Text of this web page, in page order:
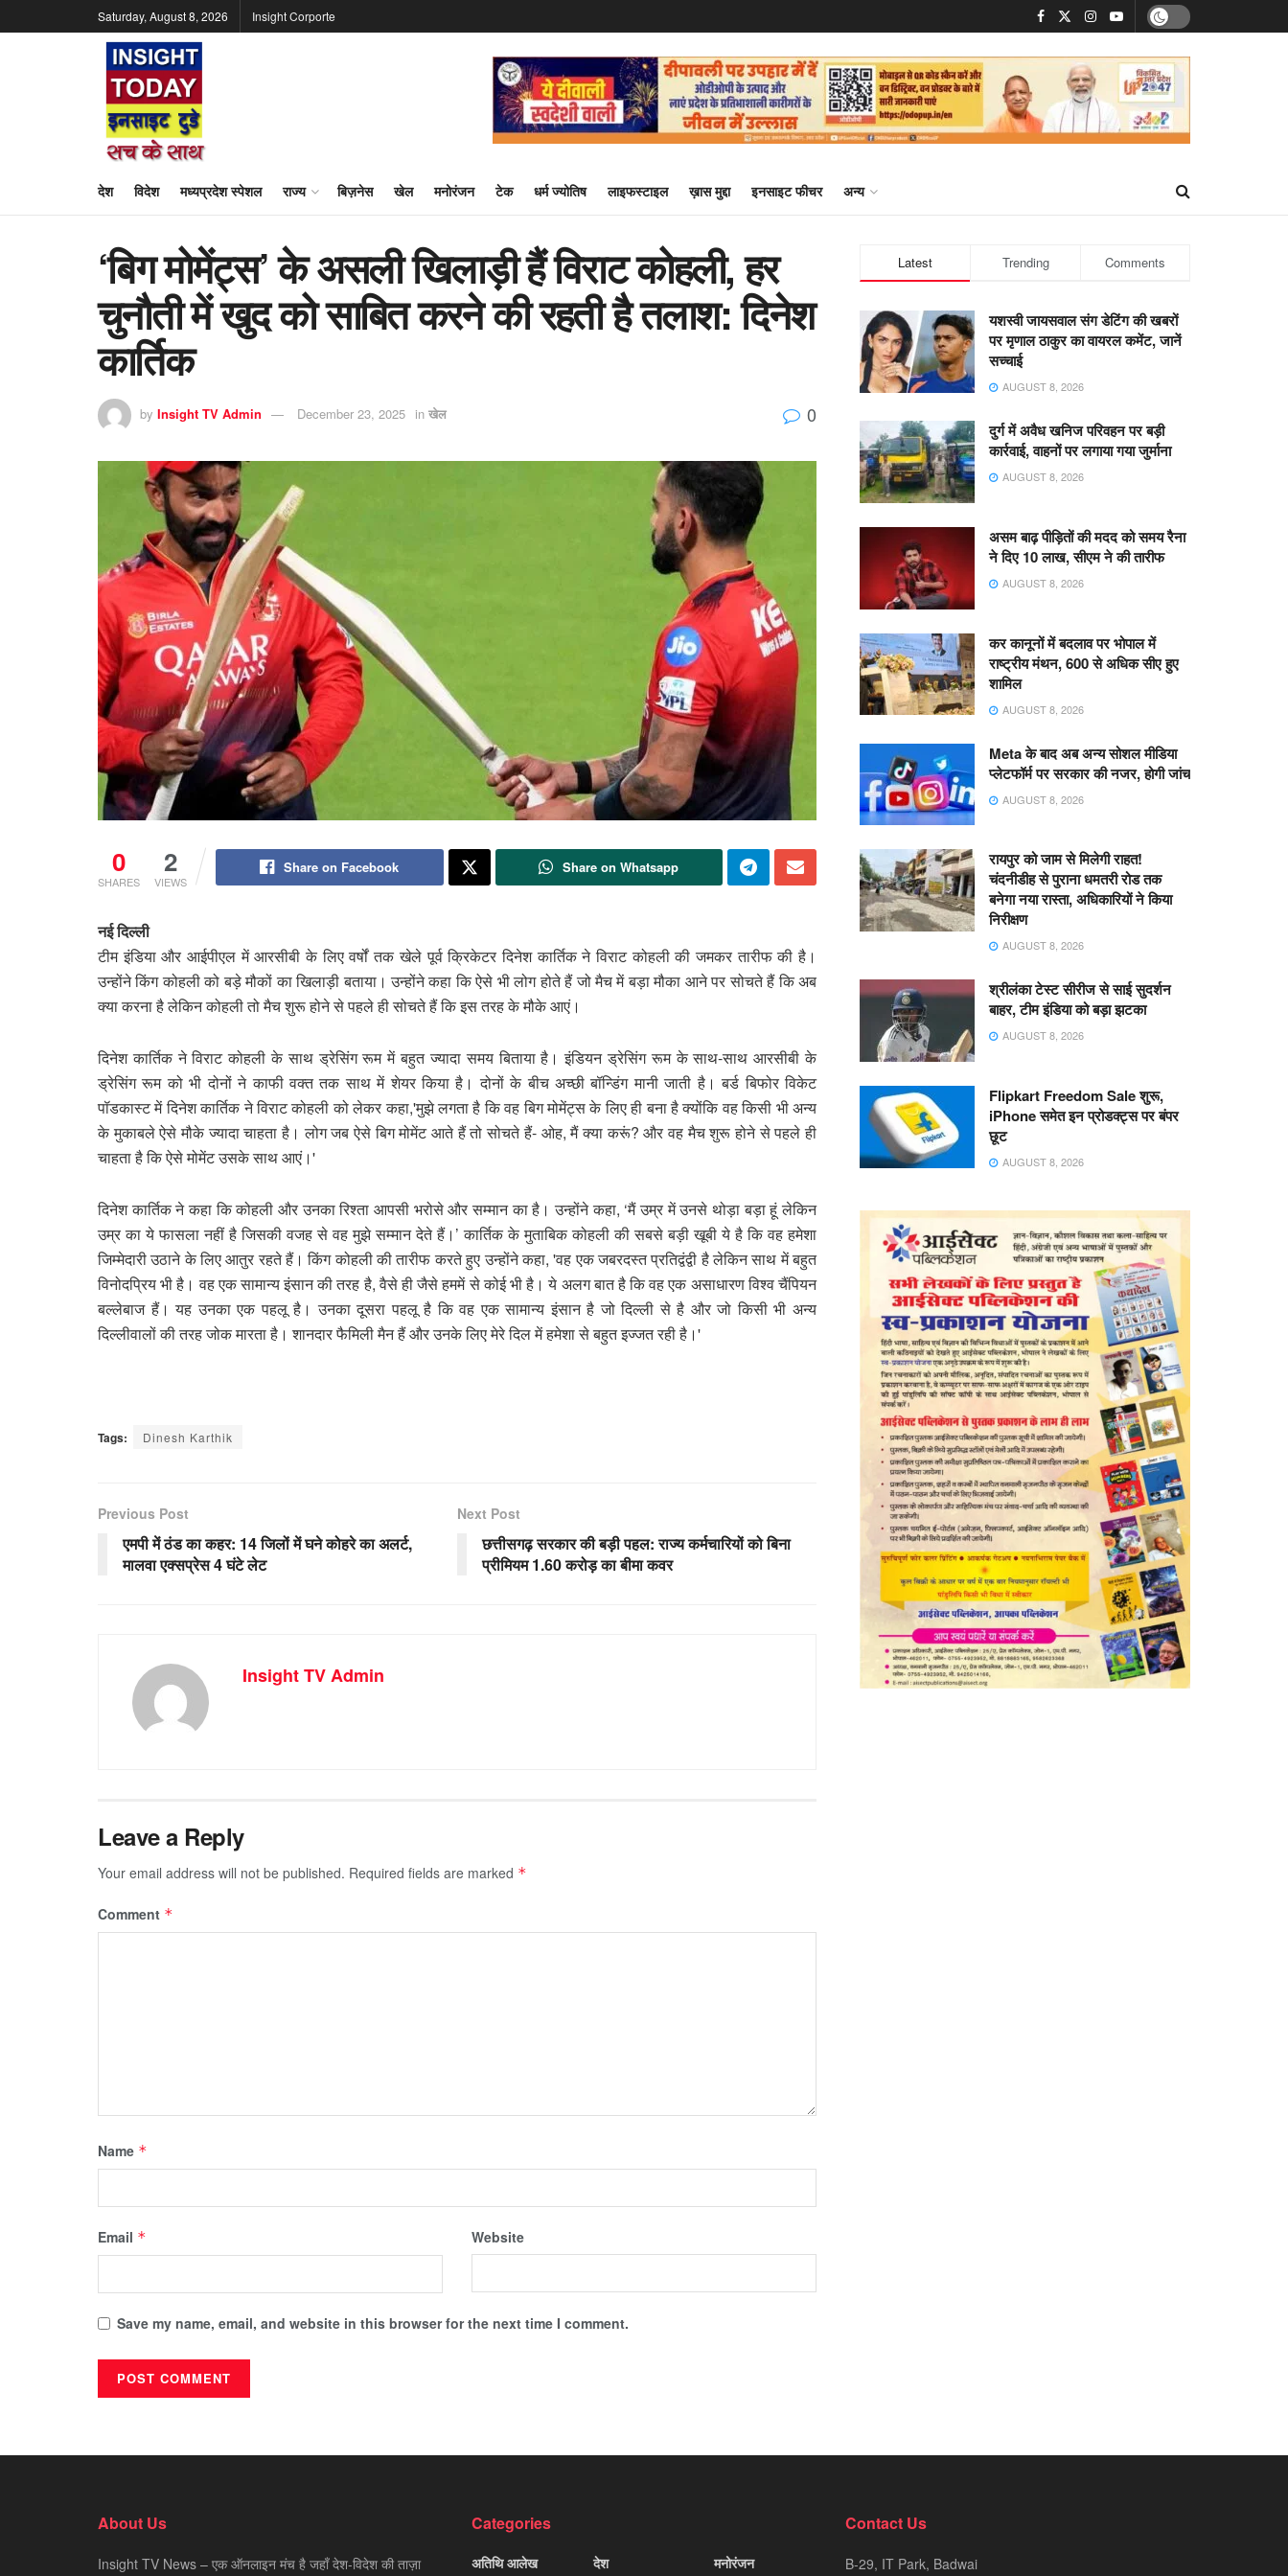
Saturday, August 8, 2026 Insight Corporte
देश विदेश मध्यप्रदेश स्पेशल राज्य बिज़नेस खेल मनोरंजन टेक धर्म ज्योतिष लाइफस्टाइल ख़ास मुद्दा इनसाइट फीचर अन्य
‘बिग मोमेंट्स’ के असली खिलाड़ी हैं विराट कोहली, हर
चुनौती में खुद को साबित करने की रहती है तलाश: दिनेश
कार्तिक
by Insight TV Admin December 23, 2025 in खेल 0
0
SHARES
2
VIEWS
Share on Facebook Share on Whatsapp
नई दिल्ली
टीम इंडिया और आईपीएल में आरसीबी के लिए वर्षों तक खेले पूर्व क्रिकेटर दिनेश कार्तिक ने विराट कोहली की जमकर तारीफ की है।
उन्होंने किंग कोहली को बड़े मौकों का खिलाड़ी बताया। उन्होंने कहा कि ऐसे भी लोग होते हैं जो मैच में बड़ा मौका आने पर सोचते हैं कि अब
क्या करना है लेकिन कोहली तो मैच शुरू होने से पहले ही सोचते हैं कि इस तरह के मौके आएं।
दिनेश कार्तिक ने विराट कोहली के साथ ड्रेसिंग रूम में बहुत ज्यादा समय बिताया है। इंडियन ड्रेसिंग रूम के साथ-साथ आरसीबी के
ड्रेसिंग रूम को भी दोनों ने काफी वक्त तक साथ में शेयर किया है। दोनों के बीच अच्छी बॉन्डिंग मानी जाती है। बर्ड बिफोर विकेट
पॉडकास्ट में दिनेश कार्तिक ने विराट कोहली को लेकर कहा,'मुझे लगता है कि वह बिग मोमेंट्स के लिए ही बना है क्योंकि वह किसी भी अन्य
के मुकाबले ऐसे मौके ज्यादा चाहता है। लोग जब ऐसे बिग मोमेंट आते हैं तो सोचते हैं- ओह, मैं क्या करूं? और वह मैच शुरू होने से पहले ही
चाहता है कि ऐसे मोमेंट उसके साथ आएं।'
दिनेश कार्तिक ने कहा कि कोहली और उनका रिश्ता आपसी भरोसे और सम्मान का है। उन्होंने कहा, ‘मैं उम्र में उनसे थोड़ा बड़ा हूं लेकिन
उम्र का ये फासला नहीं है जिसकी वजह से वह मुझे सम्मान देते हैं।’ कार्तिक के मुताबिक कोहली की सबसे बड़ी खूबी ये है कि वह हमेशा
जिम्मेदारी उठाने के लिए आतुर रहते हैं। किंग कोहली की तारीफ करते हुए उन्होंने कहा, 'वह एक जबरदस्त प्रतिद्वंद्वी है लेकिन साथ में बहुत
विनोदप्रिय भी है। वह एक सामान्य इंसान की तरह है, वैसे ही जैसे हममें से कोई भी है। ये अलग बात है कि वह एक असाधारण विश्व चैंपियन
बल्लेबाज हैं। यह उनका एक पहलू है। उनका दूसरा पहलू है कि वह एक सामान्य इंसान है जो दिल्ली से है और जो किसी भी अन्य
दिल्लीवालों की तरह जोक मारता है। शानदार फैमिली मैन हैं और उनके लिए मेरे दिल में हमेशा से बहुत इज्जत रही है।'
Tags: Dinesh Karthik
Previous Post
एमपी में ठंड का कहर: 14 जिलों में घने कोहरे का अलर्ट,
मालवा एक्सप्रेस 4 घंटे लेट
Next Post
छत्तीसगढ़ सरकार की बड़ी पहल: राज्य कर्मचारियों को बिना
प्रीमियम 1.60 करोड़ का बीमा कवर
Insight TV Admin
Leave a Reply
Your email address will not be published. Required fields are marked *
Comment *
Name *
Email * Website
Save my name, email, and website in this browser for the next time I comment.
Latest Trending Comments
यशस्वी जायसवाल संग डेटिंग की खबरों
पर मृणाल ठाकुर का वायरल कमेंट, जानें
सच्चाई
AUGUST 8, 2026
दुर्ग में अवैध खनिज परिवहन पर बड़ी
कार्रवाई, वाहनों पर लगाया गया जुर्माना
AUGUST 8, 2026
असम बाढ़ पीड़ितों की मदद को समय रैना
ने दिए 10 लाख, सीएम ने की तारीफ
AUGUST 8, 2026
कर कानूनों में बदलाव पर भोपाल में
राष्ट्रीय मंथन, 600 से अधिक सीए हुए
शामिल
AUGUST 8, 2026
Meta के बाद अब अन्य सोशल मीडिया
प्लेटफॉर्म पर सरकार की नजर, होगी जांच
AUGUST 8, 2026
रायपुर को जाम से मिलेगी राहत!
चंदनीडीह से पुराना धमतरी रोड तक
बनेगा नया रास्ता, अधिकारियों ने किया
निरीक्षण
AUGUST 8, 2026
श्रीलंका टेस्ट सीरीज से साई सुदर्शन
बाहर, टीम इंडिया को बड़ा झटका
AUGUST 8, 2026
Flipkart Freedom Sale शुरू,
iPhone समेत इन प्रोडक्ट्स पर बंपर
छूट
AUGUST 8, 2026
About Us
Insight TV News – एक ऑनलाइन मंच है जहाँ देश-विदेश की ताज़ा
Categories
अतिथि आलेख देश मनोरंजन
Contact Us
B-29, IT Park, Badwai